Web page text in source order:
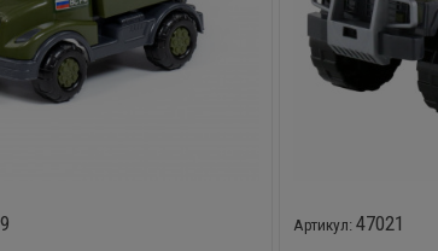
47021